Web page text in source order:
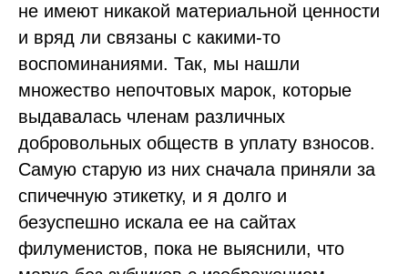
не имеют никакой материальной ценности
и вряд ли связаны с какими-то
воспоминаниями. Так, мы нашли
множество непочтовых марок, которые
выдавалась членам различных
добровольных обществ в уплату взносов.
Самую старую из них сначала приняли за
спичечную этикетку, и я долго и
безуспешно искала ее на сайтах
филуменистов, пока не выяснили, что